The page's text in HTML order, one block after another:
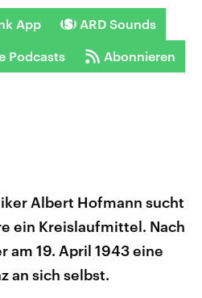
App ARD Sounds
Podcasts Abonnieren
Albert Hofmann sucht
ein Kreislaufmittel. Nach
am 19. April 1943 eine
an sich selbst.